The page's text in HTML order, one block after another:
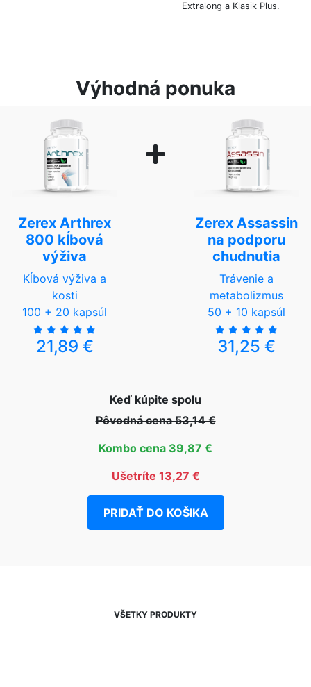
Extralong a Klasik Plus.
Výhodná ponuka
Zerex Arthrex
800 kĺbová
výživa
Kĺbová výživa a
kosti
100 + 20 kapsúl
21,89 €
Zerex Assassin
na podporu
chudnutia
Trávenie a
metabolizmus
50 + 10 kapsúl
31,25 €
Keď kúpite spolu
Pôvodná cena 53,14 €
Kombo cena 39,87 €
Ušetríte 13,27 €
PRIDAŤ DO KOŠIKA
VŠETKY PRODUKTY